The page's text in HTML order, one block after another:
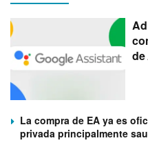
de
La compra de EA ya es
privada principalmente